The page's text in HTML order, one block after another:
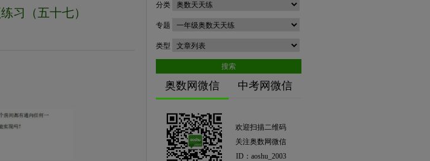
习（五十七）
分类
专题
类型
搜索
奥数网微信 中考网微信
欢迎扫描二维码
关注奥数网微信
ID：aoshu_2003